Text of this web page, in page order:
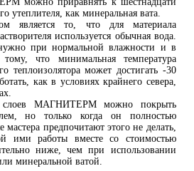
утеплителя, как минеральная вата.
является то, что для материала
используется обычная вода.
при нормальной влажности и в
что минимальная температура
теплоизолятора может достигать -30
как в условиях крайнего севера,
слоев МАГНИТЕРМ можно покрыть
но только когда он полностью
мастера предпочитают этого не делать,
ими работы вместе со стоимостью
ниже, чем при использовании
минеральной ватой.